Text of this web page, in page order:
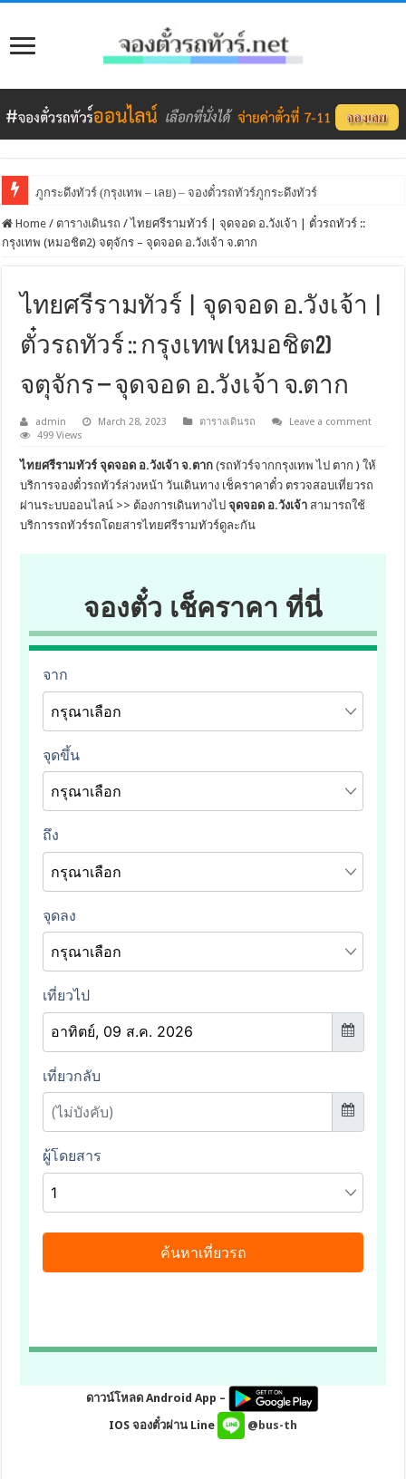
ภูกระดึงทัวร์ (กรุงเทพ – เลย) – จองตั๋วรถทัวร์ภูกระดึงทัวร์
Home / ตารางเดินรถ / ไทยศรีรามทัวร์ | จุดจอด อ.วังเจ้า | ตั๋วรถทัวร์ ::
กรุงเทพ (หมอชิต2) จตุจักร – จุดจอด อ.วังเจ้า จ.ตาก
ไทยศรีรามทัวร์ | จุดจอด อ.วังเจ้า |
ตั๋วรถทัวร์ :: กรุงเทพ (หมอชิต2)
จตุจักร – จุดจอด อ.วังเจ้า จ.ตาก
admin March 28, 2023 ตารางเดินรถ
Leave a comment
499 Views
ไทยศรีรามทัวร์ จุดจอด อ.วังเจ้า จ.ตาก (รถทัวร์จากกรุงเทพ ไป ตาก ) ให้
บริการจองตั๋วรถทัวร์ล่วงหน้า วันเดินทาง เช็คราคาตั๋ว ตรวจสอบเที่ยวรถ
ผ่านระบบออนไลน์ >> ต้องการเดินทางไปจุดจอด อ.วังเจ้า สามารถใช้
บริการรถทัวร์รถโดยสารไทยศรีรามทัวร์ดูละกัน
จองตั๋ว เช็คราคา ที่นี่
ดาวน์โหลด Android App –
IOS จองตั๋วผ่าน Line
@bus-th